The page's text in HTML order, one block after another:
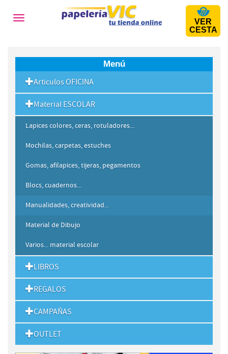
Toggle
VER
CESTA
Menú
Articulos OFICINA
Material ESCOLAR
Lapices colores, ceras, rotuladores...
Mochilas, carpetas, estuches
Gomas, afilapices, tijeras, pegamentos
Blocs, cuadernos...
Manualidades, creatividad...
Material de Dibujo
Varios... material escolar
LIBROS
REGALOS
CAMPAÑAS
OUTLET